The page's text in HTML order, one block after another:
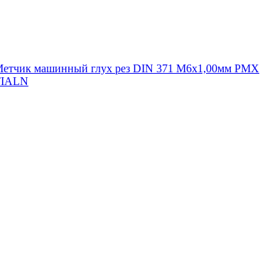
машинный глух рез DIN 371 М6х1,00мм PMX